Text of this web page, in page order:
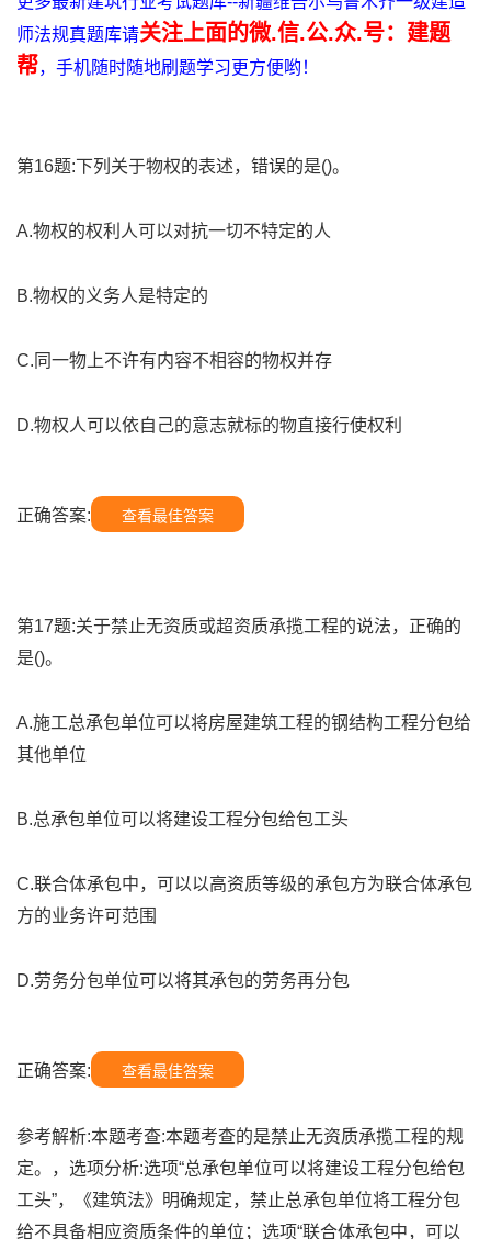
师法规真题库请关注上面的微.信.公.众.号：建题
帮，手机随时随地刷题学习更方便哟！
第16题:下列关于物权的表述，错误的是()。
A.物权的权利人可以对抗一切不特定的人
B.物权的义务人是特定的
C.同一物上不许有内容不相容的物权并存
D.物权人可以依自己的意志就标的物直接行使权利
正确答案: 查看最佳答案
第17题:关于禁止无资质或超资质承揽工程的说法，正确的
是()。
A.施工总承包单位可以将房屋建筑工程的钢结构工程分包给
其他单位
B.总承包单位可以将建设工程分包给包工头
C.联合体承包中，可以以高资质等级的承包方为联合体承包
方的业务许可范围
D.劳务分包单位可以将其承包的劳务再分包
正确答案: 查看最佳答案
参考解析:本题考查:本题考查的是禁止无资质承揽工程的规
定。，选项分析:选项“总承包单位可以将建设工程分包给包
工头”，《建筑法》明确规定，禁止总承包单位将工程分包
给不具备相应资质条件的单位；选项“联合体承包中，可以